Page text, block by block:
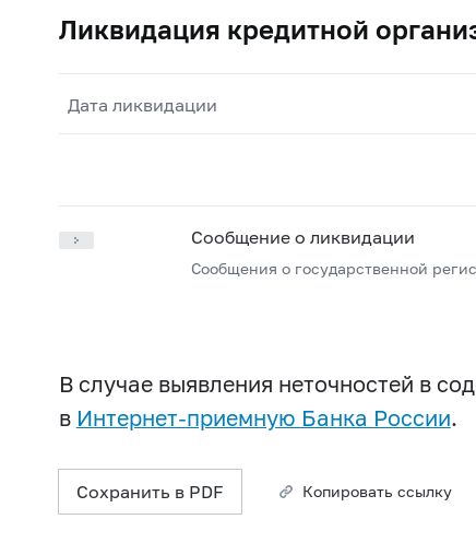
Ликвидация кредитной
Дата ликвидации
Сообщение о ликвидации
Сообщения о государственной
В случае выявления неточностей в
в Интернет-приемную Банка России.
Сохранить в PDF Копировать ссылку